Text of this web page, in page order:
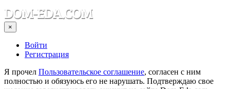
×
Войти
Регистрация
Я прочел Пользовательское соглашение, согласен с ним
полностью и обязуюсь его не нарушать. Подтверждаю свое